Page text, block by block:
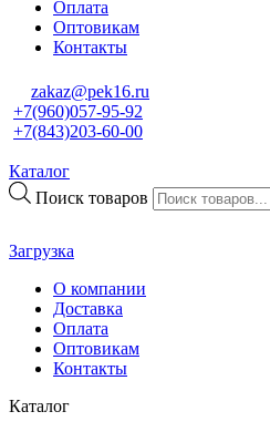
Оплата
Оптовикам
Контакты
zakaz@pek16.ru
+7(960)057-95-92
+7(843)203-60-00
Каталог
Поиск товаров
Загрузка
О компании
Доставка
Оплата
Оптовикам
Контакты
Каталог